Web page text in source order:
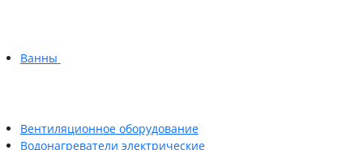
Ванны
Вентиляционное оборудование
Водонагреватели электрические